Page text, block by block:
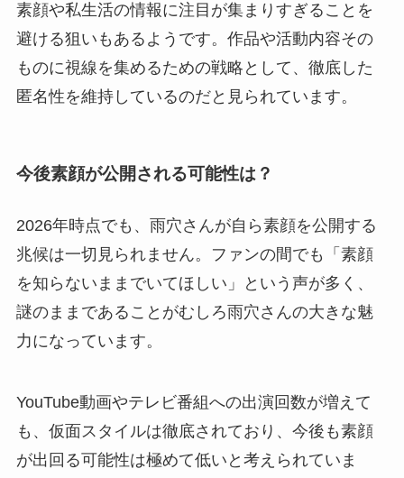
素顔や私生活の情報に注目が集まりすぎることを
避ける狙いもあるようです。作品や活動内容その
ものに視線を集めるための戦略として、徹底した
匿名性を維持しているのだと見られています。
今後素顔が公開される可能性は？
2026年時点でも、雨穴さんが自ら素顔を公開する
兆候は一切見られません。ファンの間でも「素顔
を知らないままでいてほしい」という声が多く、
謎のままであることがむしろ雨穴さんの大きな魅
力になっています。
YouTube動画やテレビ番組への出演回数が増えて
も、仮面スタイルは徹底されており、今後も素顔
が出回る可能性は極めて低いと考えられていま